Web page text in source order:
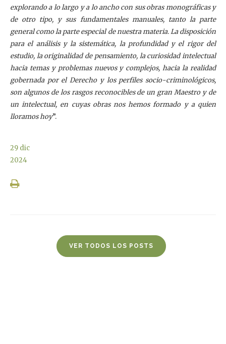
explorando a lo largo y a lo ancho con sus obras monográficas y
de otro tipo, y sus fundamentales manuales, tanto la parte
general como la parte especial de nuestra materia. La disposición
para el análisis y la sistemática, la profundidad y el rigor del
estudio, la originalidad de pensamiento, la curiosidad intelectual
hacia temas y problemas nuevos y complejos, hacia la realidad
gobernada por el Derecho y los perfiles socio-criminológicos,
son algunos de los rasgos reconocibles de un gran Maestro y de
un intelectual, en cuyas obras nos hemos formado y a quien
lloramos hoy”.
29 dic
2024
VER TODOS LOS POSTS